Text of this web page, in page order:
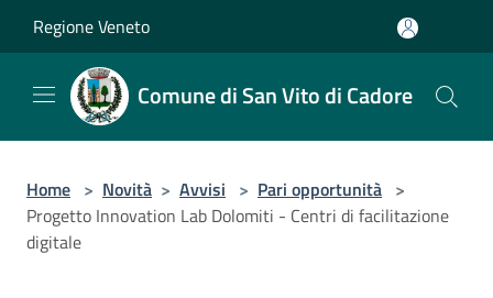
Regione Veneto
Comune di San Vito di Cadore
Home > Novità > Avvisi > Pari opportunità >
Progetto Innovation Lab Dolomiti - Centri di facilitazione
digitale